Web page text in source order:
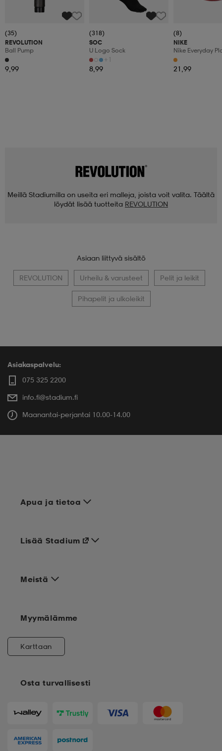
(35)
REVOLUTION
Ball Pump
9,99
(318)
SOC
U Logo Sock
+1
8,99
(8)
NIKE
Nike Everyday
8p Deflated
21,99
Meillä Stadiumilla on useita eri malleja, joista voit valita. Täältä
löydät lisää tuotteita REVOLUTION
Asiaan liittyvä sisältö
REVOLUTION Urheilu & varusteet Pelit ja leikit
Pihapelit ja ulkoleikit
Asiakaspalvelu:
075 325 2200
info.fi@stadium.fi
Maanantai-perjantai 10.00-14.00
Apua ja tietoa
Meistä
Osta turvallisesti
Lisää Stadium
Myymälämme
Karttaan